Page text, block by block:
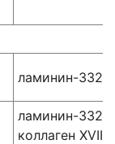
ламинин-332
ламинин-332,
коллаген XVII